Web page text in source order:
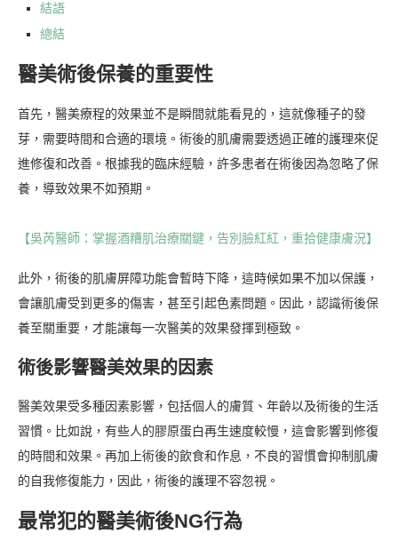
結語
總結
醫美術後保養的重要性
首先，醫美療程的效果並不是瞬間就能看見的，這就像種子的發
芽，需要時間和合適的環境。術後的肌膚需要透過正確的護理來促
進修復和改善。根據我的臨床經驗，許多患者在術後因為忽略了保
養，導致效果不如預期。
【吳芮醫師：掌握酒糟肌治療關鍵，告別臉紅紅，重拾健康膚況】
此外，術後的肌膚屏障功能會暫時下降，這時候如果不加以保護，
會讓肌膚受到更多的傷害，甚至引起色素問題。因此，認識術後保
養至關重要，才能讓每一次醫美的效果發揮到極致。
術後影響醫美效果的因素
醫美效果受多種因素影響，包括個人的膚質、年齡以及術後的生活
習慣。比如說，有些人的膠原蛋白再生速度較慢，這會影響到修復
的時間和效果。再加上術後的飲食和作息，不良的習慣會抑制肌膚
的自我修復能力，因此，術後的護理不容忽視。
最常犯的醫美術後NG行為